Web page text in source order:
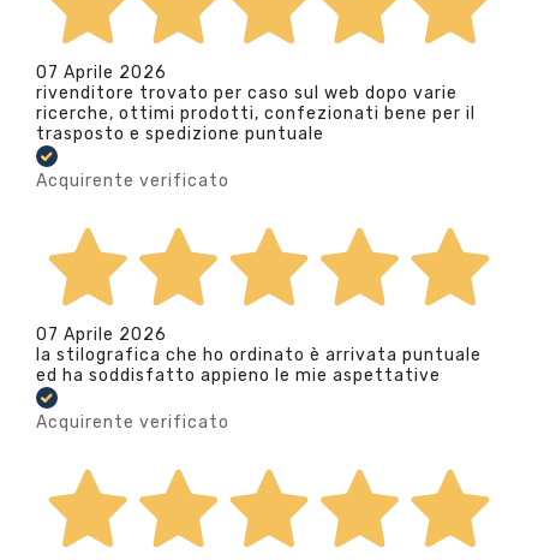
07 Aprile 2026
rivenditore trovato per caso sul web dopo varie
ricerche, ottimi prodotti, confezionati bene per il
trasposto e spedizione puntuale
Acquirente verificato
07 Aprile 2026
la stilografica che ho ordinato è arrivata puntuale
ed ha soddisfatto appieno le mie aspettative
Acquirente verificato